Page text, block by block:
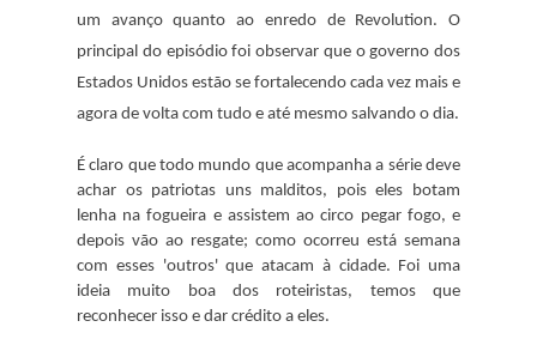
um avanço quanto ao enredo de Revolution. O
principal do episódio foi observar que o governo dos
Estados Unidos estão se fortalecendo cada vez mais e
agora de volta com tudo e até mesmo salvando o dia.
É claro que todo mundo que acompanha a série deve
achar os patriotas uns malditos, pois eles botam
lenha na fogueira e assistem ao circo pegar fogo, e
depois vão ao resgate; como ocorreu está semana
com esses 'outros' que atacam à cidade. Foi uma
ideia muito boa dos roteiristas, temos que
reconhecer isso e dar crédito a eles.